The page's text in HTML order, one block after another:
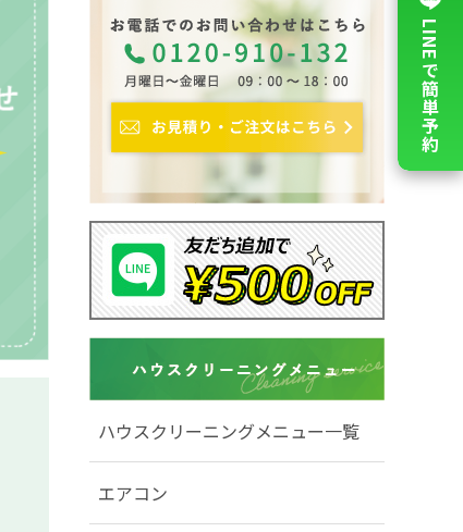
ハウスクリーニングメニュー一覧
エアコン
LINEで簡単予約